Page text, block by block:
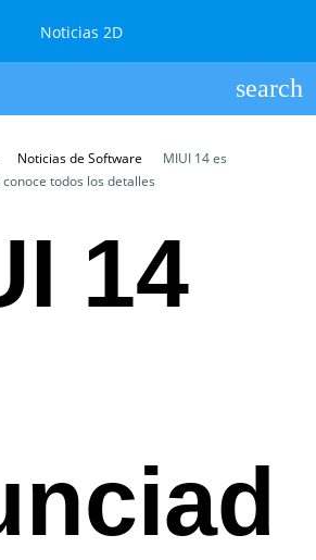
Noticias de Software
MIUI 14 es
todos los detalles
14